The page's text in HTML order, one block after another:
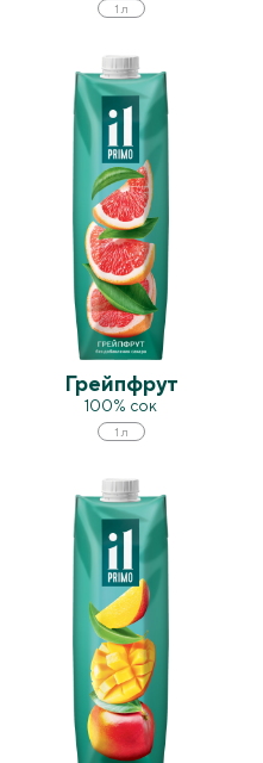
1 л
Грейпфрут
100% сок
1 л